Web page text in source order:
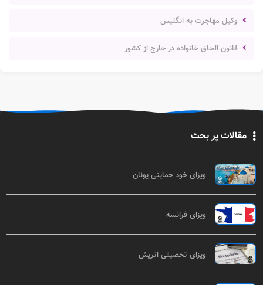
وکیل مهاجرت به انگلیس
قانون الحاق خانواده در خارج از کشور
مقالات پر بحث
ویزای خود حمایتی یونان
ویزای فرانسه
ویزای تحصیلی اتریش